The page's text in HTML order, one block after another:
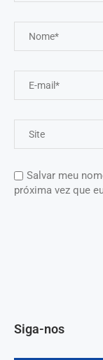
Salvar meu
próxima vez que
Siga-nos